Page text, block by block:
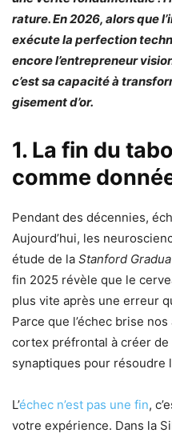
rature. En 2026, alors que
exécute la perfection
encore l’entrepreneur
c’est sa capacité à
gisement d’or.
1. La fin du
comme
Pendant des décennies,
Aujourd’hui, les
étude de la Stanford
fin 2025 révèle que le
plus vite après une erreur
Parce que l’échec brise
cortex préfrontal à créer
synaptiques pour résoudre
L’échec n’est pas une fin,
votre expérience. Dans la